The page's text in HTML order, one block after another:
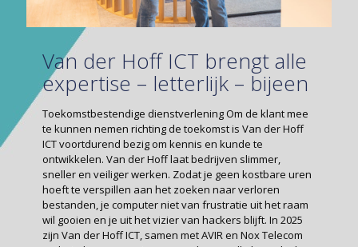
Van der Hoff ICT brengt alle
expertise – letterlijk – bijeen
Toekomstbestendige dienstverlening Om de klant mee
te kunnen nemen richting de toekomst is Van der Hoff
ICT voortdurend bezig om kennis en kunde te
ontwikkelen. Van der Hoff laat bedrijven slimmer,
sneller en veiliger werken. Zodat je geen kostbare uren
hoeft te verspillen aan het zoeken naar verloren
bestanden, je computer niet van frustratie uit het raam
wil gooien en je uit het vizier van hackers blijft. In 2025
zijn Van der Hoff ICT, samen met AVIR en Nox Telecom